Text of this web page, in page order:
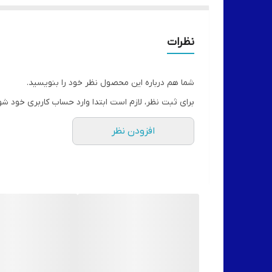
نظرات
شما هم درباره این محصول نظر خود را بنویسید.
برای ثبت نظر، لازم است ابتدا وارد حساب کاربری خود
افزودن نظر